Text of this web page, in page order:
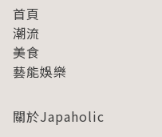
首頁
潮流
美食
藝能娛樂
關於Japaholic